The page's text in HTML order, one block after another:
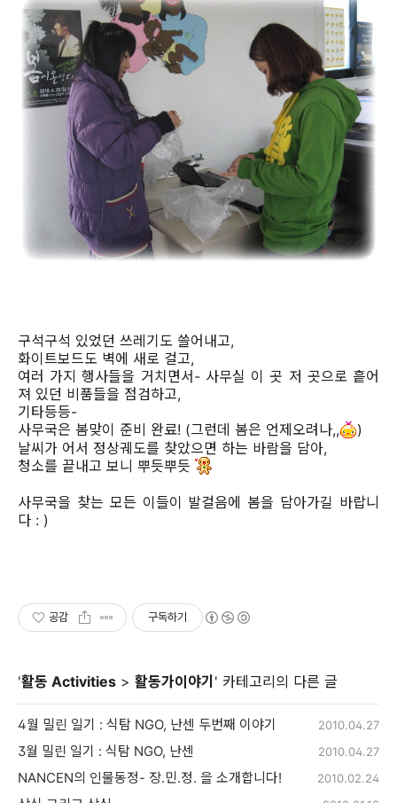
구석구석 있었던 쓰레기도 쓸어내고,
화이트보드도 벽에 새로 걸고,
여러 가지 행사들을 거치면서- 사무실 이 곳 저 곳으로 흩어
져 있던 비품들을 점검하고,
기타등등-
사무국은 봄맞이 준비 완료! (그런데 봄은 언제오려나,,
)
날씨가 어서 정상궤도를 찾았으면 하는 바람을 담아,
청소를 끝내고 보니 뿌듯뿌듯
사무국을 찾는 모든 이들이 발걸음에 봄을 담아가길 바랍니
다 : )
공감 구독하기
'활동 Activities > 활동가이야기 ' 카테고리의 다른 글
4월 밀린 일기 : 식탐 NGO, 난센 두번째 이야기 2010.04.27
3월 밀린 일기 : 식탐 NGO, 난센 2010.04.27
NANCEN의 인물동정- 장.민.정. 을 소개합니다! 2010.02.24